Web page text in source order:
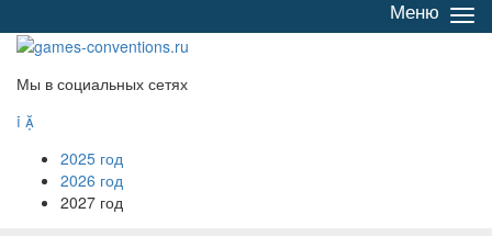
/
Меню
Мы в социальных сетях
 
2025 год
2026 год
2027 год